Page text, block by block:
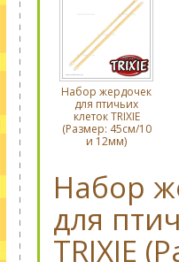
Набор жердочек
для птичьих
клеток TRIXIE
(Размер: 45см/10
и 12мм)
Набор
для
TRIXIE